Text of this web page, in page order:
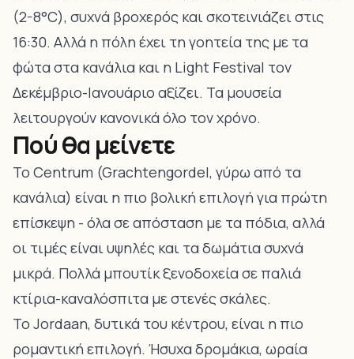
(2-8°C), συχνά βροχερός και σκοτεινιάζει στις
16:30. Αλλά η πόλη έχει τη γοητεία της με τα
φώτα στα κανάλια και η Light Festival τον
Δεκέμβριο-Ιανουάριο αξίζει. Τα μουσεία
λειτουργούν κανονικά όλο τον χρόνο.
Πού θα μείνετε
Το Centrum (Grachtengordel, γύρω από τα
κανάλια) είναι η πιο βολική επιλογή για πρώτη
επίσκεψη - όλα σε απόσταση με τα πόδια, αλλά
οι τιμές είναι υψηλές και τα δωμάτια συχνά
μικρά. Πολλά μπουτίκ ξενοδοχεία σε παλιά
κτίρια-καναλόσπιτα με στενές σκάλες.
Το Jordaan, δυτικά του κέντρου, είναι η πιο
ρομαντική επιλογή. Ήσυχα δρομάκια, ωραία